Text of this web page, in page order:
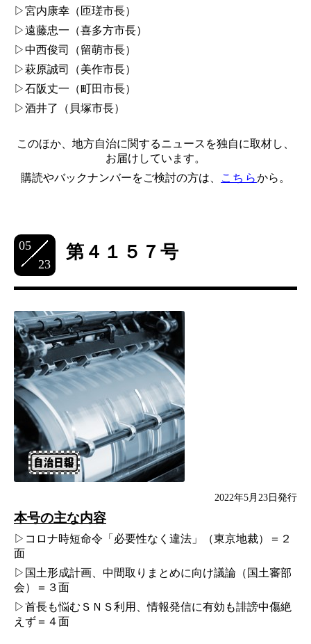
▷宮内康幸（匝瑳市長）
▷遠藤忠一（喜多方市長）
▷中西俊司（留萌市長）
▷萩原誠司（美作市長）
▷石阪丈一（町田市長）
▷酒井了（貝塚市長）
このほか、地方自治に関するニュースを独自に取材し、
お届けしています。
購読やバックナンバーをご検討の方は、
こちらから。
05
23
第４１５７号
2022年5月23日発行
本号の主な内容
▷コロナ時短命令「必要性なく違法」（東京地裁）＝２
面
▷国土形成計画、中間取りまとめに向け議論（国土審部
会）＝３面
▷首長も悩むＳＮＳ利用、情報発信に有効も誹謗中傷絶
えず＝４面